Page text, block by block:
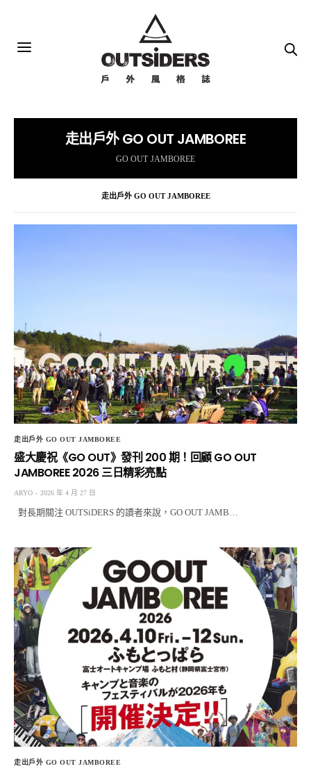
走出戶外 GO OUT JAMBOREE
GO OUT JAMBOREE
走出戶外 GO OUT JAMBOREE
走出戶外 GO OUT JAMBOREE
盛大慶祝《GO OUT》發刊 200 期！回顧 GO OUT
JAMBOREE 2026 三日精彩亮點
ARYO 2026 年 4 月 27 日
對長期關注 OUTSiDERS 的讀者來說，GO OUT JAMB…
走出戶外 GO OUT JAMBOREE